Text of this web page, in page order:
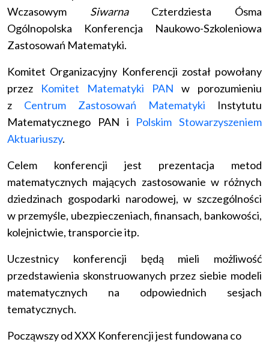
Wczasowym SiwarnaCzterdziesta Ósma
Ogólnopolska Konferencja Naukowo-Szkoleniowa
Zastosowań Matematyki.
Komitet Organizacyjny Konferencji został powołany
przez Komitet Matematyki PAN w porozumieniu
z Centrum Zastosowań Matematyki Instytutu
Matematycznego PAN i Polskim Stowarzyszeniem
Aktuariuszy.
Celem konferencji jest prezentacja metod
matematycznych mających zastosowanie w różnych
dziedzinach gospodarki narodowej, w szczególności
w przemyśle, ubezpieczeniach, finansach, bankowości,
kolejnictwie, transporcie itp.
Uczestnicy konferencji będą mieli możliwość
przedstawienia skonstruowanych przez siebie modeli
matematycznych na odpowiednich sesjach
tematycznych.
Począwszy od XXX Konferencji jest fundowana co